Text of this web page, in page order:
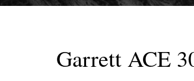
Garrett ACE